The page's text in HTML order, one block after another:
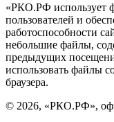
«РКО.РФ использует
пользователей и
работоспособности
небольшие файлы,
предыдущих
использовать файлы
браузера.
© 2026, «РКО.РФ»,